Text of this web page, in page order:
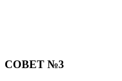
СОВЕТ №3